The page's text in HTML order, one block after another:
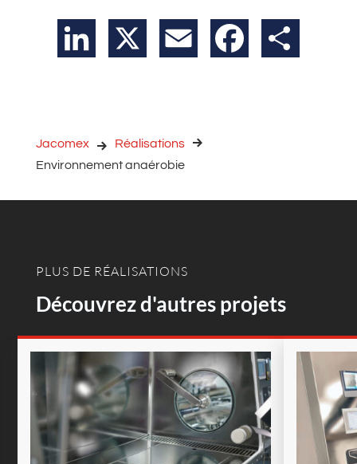
LinkedIn Email Facebook
Jacomex
Réalisations
Environnement anaérobie
PLUS DE RÉALISATIONS
Découvrez d'autres projets